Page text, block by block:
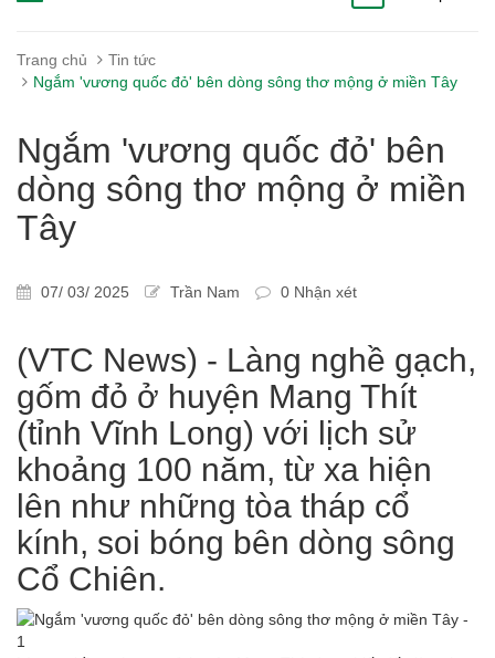
Trang chủ
Tin tức
Ngắm 'vương quốc đỏ' bên dòng sông thơ mộng ở miền Tây
Ngắm 'vương quốc đỏ' bên
dòng sông thơ mộng ở miền
Tây
07/ 03/ 2025 Trần Nam 0 Nhận xét
(VTC News) - Làng nghề gạch,
gốm đỏ ở huyện Mang Thít
(tỉnh Vĩnh Long) với lịch sử
khoảng 100 năm, từ xa hiện
lên như những tòa tháp cổ
kính, soi bóng bên dòng sông
Cổ Chiên.